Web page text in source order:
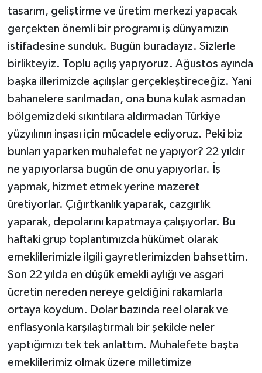
tasarım, geliştirme ve üretim merkezi yapacak
gerçekten önemli bir programı iş dünyamızın
istifadesine sunduk. Bugün buradayız. Sizlerle
birlikteyiz. Toplu açılış yapıyoruz. Ağustos ayında
başka illerimizde açılışlar gerçekleştireceğiz. Yani
bahanelere sarılmadan, ona buna kulak asmadan
bölgemizdeki sıkıntılara aldırmadan Türkiye
yüzyılının inşası için mücadele ediyoruz. Peki biz
bunları yaparken muhalefet ne yapıyor? 22 yıldır
ne yapıyorlarsa bugün de onu yapıyorlar. İş
yapmak, hizmet etmek yerine mazeret
üretiyorlar. Çığırtkanlık yaparak, cazgırlık
yaparak, depolarını kapatmaya çalışıyorlar. Bu
haftaki grup toplantımızda hükümet olarak
emeklilerimizle ilgili gayretlerimizden bahsettim.
Son 22 yılda en düşük emekli aylığı ve asgari
ücretin nereden nereye geldiğini rakamlarla
ortaya koydum. Dolar bazında reel olarak ve
enflasyonla karşılaştırmalı bir şekilde neler
yaptığımızı tek tek anlattım. Muhalefete başta
emeklilerimiz olmak üzere milletimize